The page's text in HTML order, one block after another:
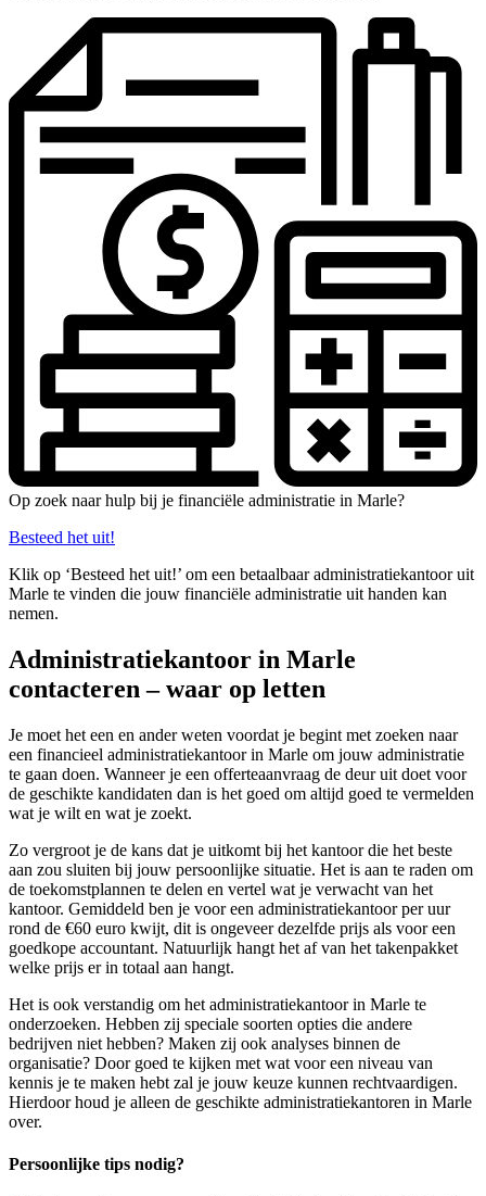
Op zoek naar hulp bij je financiële administratie in Marle?
Besteed het uit!
Klik op ‘Besteed het uit!’ om een betaalbaar administratiekantoor uit
Marle te vinden die jouw financiële administratie uit handen kan
nemen.
Administratiekantoor in Marle
contacteren – waar op letten
Je moet het een en ander weten voordat je begint met zoeken naar
een financieel administratiekantoor in Marle om jouw administratie
te gaan doen. Wanneer je een offerteaanvraag de deur uit doet voor
de geschikte kandidaten dan is het goed om altijd goed te vermelden
wat je wilt en wat je zoekt.
Zo vergroot je de kans dat je uitkomt bij het kantoor die het beste
aan zou sluiten bij jouw persoonlijke situatie. Het is aan te raden om
de toekomstplannen te delen en vertel wat je verwacht van het
kantoor. Gemiddeld ben je voor een administratiekantoor per uur
rond de €60 euro kwijt, dit is ongeveer dezelfde prijs als voor een
goedkope accountant. Natuurlijk hangt het af van het takenpakket
welke prijs er in totaal aan hangt.
Het is ook verstandig om het administratiekantoor in Marle te
onderzoeken. Hebben zij speciale soorten opties die andere
bedrijven niet hebben? Maken zij ook analyses binnen de
organisatie? Door goed te kijken met wat voor een niveau van
kennis je te maken hebt zal je jouw keuze kunnen rechtvaardigen.
Hierdoor houd je alleen de geschikte administratiekantoren in Marle
over.
Persoonlijke tips nodig?